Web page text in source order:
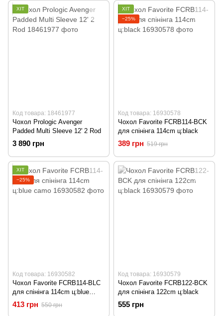
ХІТ
Код товара: 18461977
Чохол Prologic Avenger
Padded Multi Sleeve 12' 2 Rod
3 890 грн
ХІТ
−25%
Код товара: 16930578
Чохол Favorite FCRB114-BCK
для спінінга 114cm ц:black
389 грн 519 грн
ХІТ
−25%
Код товара: 16930582
Чохол Favorite FCRB114-BLC
для спінінга 114cm ц:blue
camo
413 грн 550 грн
Код товара: 16930579
Чохол Favorite FCRB122-BCK
для спінінга 122cm ц:black
555 грн